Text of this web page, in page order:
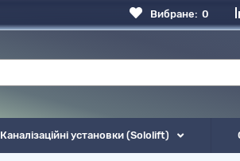
Вибране: 0
Каналізаційні установки (Sololift)